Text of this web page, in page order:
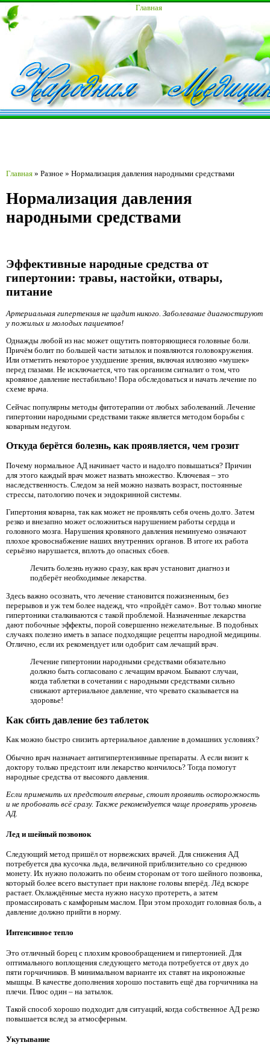
Главная
Главная » Разное » Нормализация давления народными средствами
Нормализация давления
народными средствами
Эффективные народные средства от
гипертонии: травы, настойки, отвары,
питание
Артериальная гипертензия не щадит никого. Заболевание диагностируют
у пожилых и молодых пациентов!
Однажды любой из нас может ощутить повторяющиеся головные боли.
Причём болит по большей части затылок и появляются головокружения.
Или отметить некоторое ухудшение зрения, включая иллюзию «мушек»
перед глазами. Не исключается, что так организм сигналит о том, что
кровяное давление нестабильно! Пора обследоваться и начать лечение по
схеме врача.
Сейчас популярны методы фитотерапии от любых заболеваний. Лечение
гипертонии народными средствами также является методом борьбы с
коварным недугом.
Откуда берётся болезнь, как проявляется, чем грозит
Почему нормальное АД начинает часто и надолго повышаться? Причин
для этого каждый врач может назвать множество. Ключевая – это
наследственность. Следом за ней можно назвать возраст, постоянные
стрессы, патологию почек и эндокринной системы.
Гипертония коварна, так как может не проявлять себя очень долго. Затем
резко и внезапно может осложниться нарушением работы сердца и
головного мозга. Нарушения кровяного давления неминуемо означают
плохое кровоснабжение наших внутренних органов. В итоге их работа
серьёзно нарушается, вплоть до опасных сбоев.
Лечить болезнь нужно сразу, как врач установит диагноз и
подберёт необходимые лекарства.
Здесь важно осознать, что лечение становится пожизненным, без
перерывов и уж тем более надежд, что «пройдёт само». Вот только многие
гипертоники сталкиваются с такой проблемой. Назначенные лекарства
дают побочные эффекты, порой совершенно нежелательные. В подобных
случаях полезно иметь в запасе подходящие рецепты народной медицины.
Отлично, если их рекомендует или одобрит сам лечащий врач.
Лечение гипертонии народными средствами обязательно
должно быть согласовано с лечащим врачом. Бывают случаи,
когда таблетки в сочетании с народными средствами сильно
снижают артериальное давление, что чревато сказывается на
здоровье!
Как сбить давление без таблеток
Как можно быстро снизить артериальное давление в домашних условиях?
Обычно врач назначает антигипертензивные препараты. А если визит к
доктору только предстоит или лекарство кончилось? Тогда помогут
народные средства от высокого давления.
Если применить их предстоит впервые, стоит проявить осторожность
и не пробовать всё сразу. Также рекомендуется чаще проверять уровень
АД.
Лед и шейный позвонок
Следующий метод пришёл от норвежских врачей. Для снижения АД
потребуется два кусочка льда, величиной приблизительно со среднюю
монету. Их нужно положить по обеим сторонам от того шейного позвонка,
который более всего выступает при наклоне головы вперёд. Лёд вскоре
растает. Охлаждённые места нужно насухо протереть, а затем
промассировать с камфорным маслом. При этом проходит головная боль, а
давление должно прийти в норму.
Интенсивное тепло
Это отличный борец с плохим кровообращением и гипертонией. Для
оптимального воплощения следующего метода потребуется от двух до
пяти горчичников. В минимальном варианте их ставят на икроножные
мышцы. В качестве дополнения хорошо поставить ещё два горчичника на
плечи. Плюс один – на затылок.
Такой способ хорошо подходит для ситуаций, когда собственное АД резко
повышается вслед за атмосферным.
Укутывание